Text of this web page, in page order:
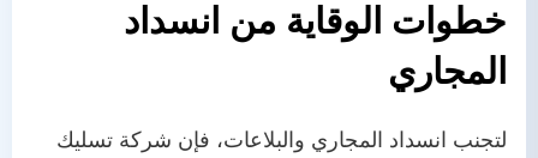
خطوات الوقاية من انسداد
المجاري
لتجنب انسداد المجاري والبلاعات، فإن شركة تسليك